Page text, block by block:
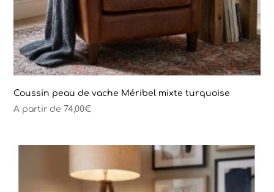
Coussin peau de vache Méribel mixte turquoise
A partir de 74,00€